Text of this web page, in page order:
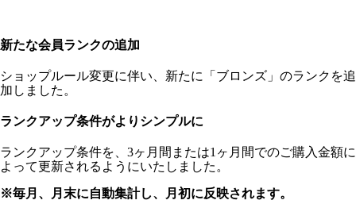
新たな会員ランクの追加
ショップルール変更に伴い、新たに「ブロンズ」のランクを追
加しました。
ランクアップ条件がよりシンプルに
ランクアップ条件を、3ヶ月間または1ヶ月間でのご購入金額に
よって更新されるようにいたしました。
※毎月、月末に自動集計し、月初に反映されます。